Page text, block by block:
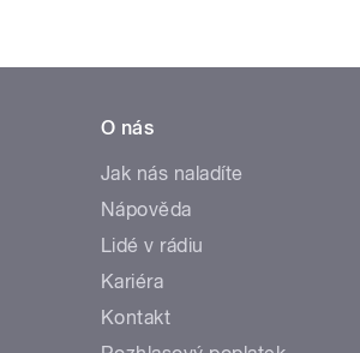
O nás
Jak nás naladíte
Nápověda
Lidé v rádiu
Kariéra
Kontakt